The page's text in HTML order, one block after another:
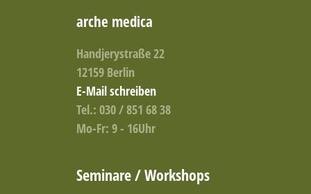
arche medica
Handjerystraße 22
12159 Berlin
E-Mail schreiben
Tel.: 030 / 851 68 38
Mo-Fr: 9 - 16Uhr
Seminare / Workshops